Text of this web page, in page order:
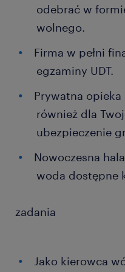
odebrać w
wolnego.
Firma w pełni
egzaminy UDT.
Prywatna
również dla
ubezpieczenie
Nowoczesna
woda dostępne
zadania
Jako kierowca